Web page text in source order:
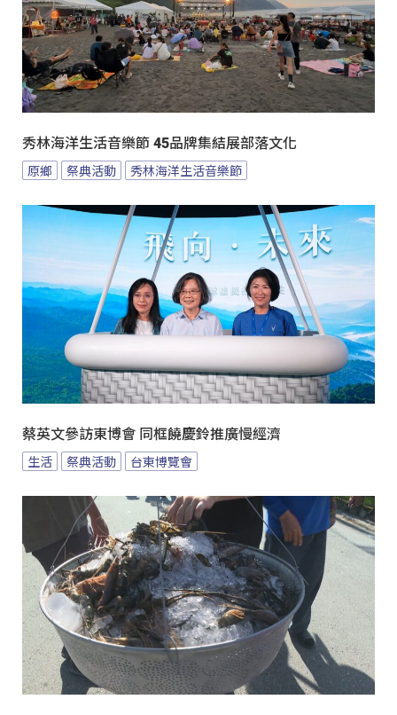
秀林海洋生活音樂節 45品牌集結展部落文化
原鄉 祭典活動 秀林海洋生活音樂節
蔡英文參訪東博會 同框饒慶鈴推廣慢經濟
生活 祭典活動 台東博覽會